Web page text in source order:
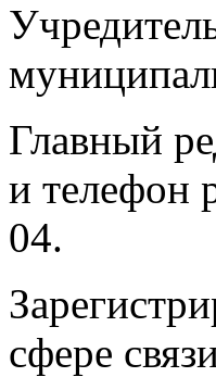
Главный
и телефон
04.
сфере